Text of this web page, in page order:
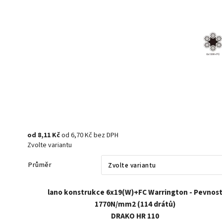
od 8,11 Kčod 6,70 Kčbez DPH
Zvolte variantu
Průměr
lano konstrukce 6x19(W)+FC Warrington - Pevnost
1770N/mm2 (114 drátů)
DRAKO HR 110